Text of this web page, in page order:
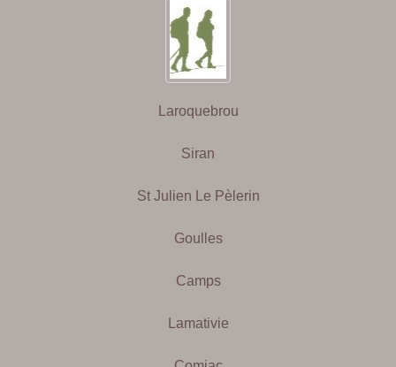
Laroquebrou
Siran
St Julien Le Pèlerin
Goulles
Camps
Lamativie